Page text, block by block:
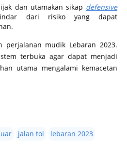
dan utamakan sikap defensive
dari risiko yang dapat
perjalanan mudik Lebaran 2023.
terbuka agar dapat menjadi
utama mengalami kemacetan
jalan tol
lebaran 2023